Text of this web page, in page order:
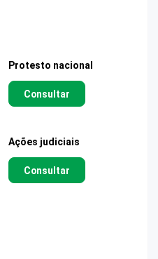
Protesto nacional
Consultar
Ações judiciais
Consultar